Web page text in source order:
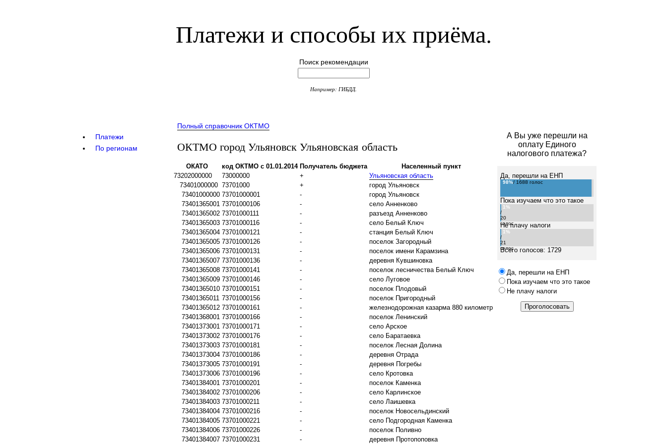
Платежи и способы их приёма.
Поиск рекомендации
Например: ГИБДД.
Платежи
По регионам
А Вы уже перешли на
оплату Единого
налогового платежа?
Да, перешли на ЕНП
98%/ 1688 голос
Пока изучаем что это такое
1%
/
20
голос
Не плачу налоги
1%
/
21
голос
Всего голосов: 1729
Да, перешли на ЕНП
Пока изучаем что это такое
Не плачу налоги
Полный справочник ОКТМО
ОКТМО город Ульяновск Ульяновская область
ОКАТО код ОКТМО с 01.01.2014 Получатель бюджета
Населенный пункт
73202000000
73000000 +
Ульяновская область
73401000000 73701000 +
город Ульяновск
73401000000 73701000001 -
город Ульяновск
73401365001 73701000106 -
село Анненково
73401365002 73701000111 -
разъезд Анненково
73401365003 73701000116 -
село Белый Ключ
73401365004 73701000121 -
станция Белый Ключ
73401365005 73701000126 -
поселок Загородный
73401365006 73701000131 -
поселок имени Карамзина
73401365007 73701000136 -
деревня Кувшиновка
73401365008 73701000141 -
поселок лесничества Белый Ключ
73401365009 73701000146 -
село Луговое
73401365010 73701000151 -
поселок Плодовый
73401365011 73701000156 -
поселок Пригородный
73401365012 73701000161 -
железнодорожная казарма 880 километр
73401368001 73701000166 -
поселок Ленинский
73401373001 73701000171 -
село Арское
73401373002 73701000176 -
село Баратаевка
73401373003 73701000181 -
поселок Лесная Долина
73401373004 73701000186 -
деревня Отрада
73401373005 73701000191 -
деревня Погребы
73401373006 73701000196 -
село Кротовка
73401384001 73701000201 -
поселок Каменка
73401384002 73701000206 -
село Карлинское
73401384003 73701000211 -
село Лаишевка
73401384004 73701000216 -
поселок Новосельдинский
73401384005 73701000221 -
село Подгородная Каменка
73401384006 73701000226 -
поселок Поливно
73401384007 73701000231 - деревня Протопоповка